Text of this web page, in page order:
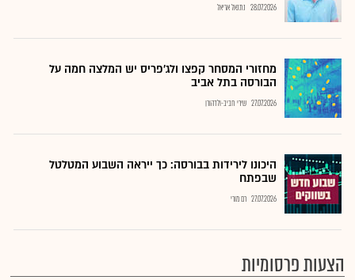
28.07.2026 נתנאל אריאל
מחזורי המסחר קפצו ולג'פריס יש המלצה חמה על
הבורסה בתל אביב
27.07.2026 שירי חביב-ולדהורן
היכונו לירידות בבורסה: כך ייראה השבוע המטלטל
שבפתח
27.07.2026 רם מורי
הצעות פרסומיות